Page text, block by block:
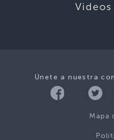
Videos
Únete a nuestra
Mapa